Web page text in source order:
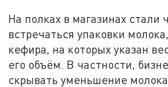
На полках в магазинах стали
встречаться упаковки
кефира, на которых указан
его объём. В частности,
скрывать уменьшение